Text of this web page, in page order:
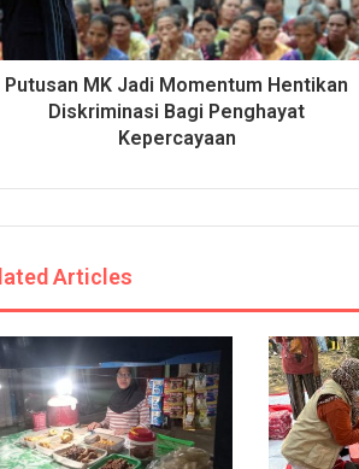
Putusan MK Jadi Momentum Hentikan
Diskriminasi Bagi Penghayat
Kepercayaan
Articles